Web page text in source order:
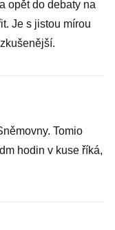
opět do debaty na
Je s jistou mírou
Tomio
hodin v kuse říká,